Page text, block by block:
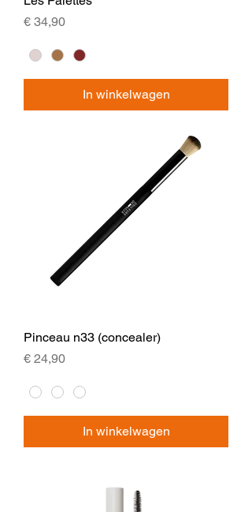
Prijs
€ 34,90
In winkelwagen
Pinceau n33 (concealer)
Prijs
€ 24,90
In winkelwagen